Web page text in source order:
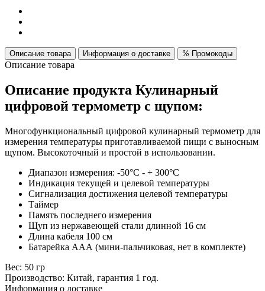
Описание товара Информация о доставке % Промокоды
Описание товара
Описание продукта Кулинарный
цифровой термометр с щупом:
Многофункциональный цифровой кулинарный термометр для
измерения температуры приготавливаемой пищи с выносным
щупом. Высокоточный и простой в использовании.
Диапазон измерения: -50°C - + 300°C
Индикация текущей и целевой температуры
Сигнализация достижения целевой температуры
Таймер
Память последнего измерения
Щуп из нержавеющей стали длинной 16 см
Длина кабеля 100 см
Батарейка ААА (мини-пальчиковая, нет в комплекте)
Вес: 50 гр
Производство: Китай, гарантия 1 год.
Информация о доставке